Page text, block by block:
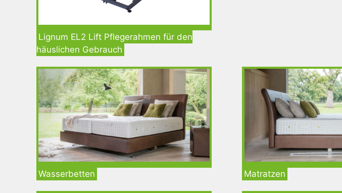
Lignum EL2 Lift Pflegerahmen für den
häuslichen Gebrauch
Wasserbetten Matratzen